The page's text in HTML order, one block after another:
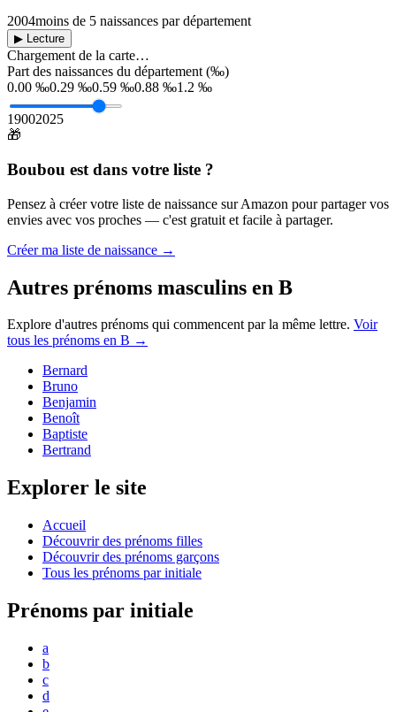
2004moins de 5 naissances par département
▶ Lecture
Chargement de la carte…
Part des naissances du département (‰)
0.00 ‰0.29 ‰0.59 ‰0.88 ‰1.2 ‰
19002025
🎁
Boubou est dans votre liste ?
Pensez à créer votre liste de naissance sur Amazon pour partager vos
envies avec vos proches — c'est gratuit et facile à partager.
Créer ma liste de naissance →
Autres prénoms masculins en B
Explore d'autres prénoms qui commencent par la même lettre. Voir
tous les prénoms en B →
Bernard
Bruno
Benjamin
Benoît
Baptiste
Bertrand
Explorer le site
Accueil
Découvrir des prénoms filles
Découvrir des prénoms garçons
Tous les prénoms par initiale
Prénoms par initiale
a
b
c
d